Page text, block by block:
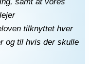
tilknyttet hver
og til hvis der skulle